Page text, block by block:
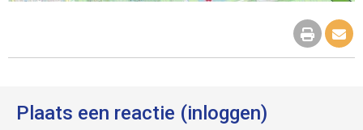
Plaats een reactie (inloggen)